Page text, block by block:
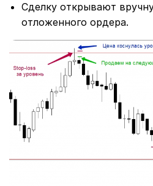
Сделку открывают
отложенного ордера.